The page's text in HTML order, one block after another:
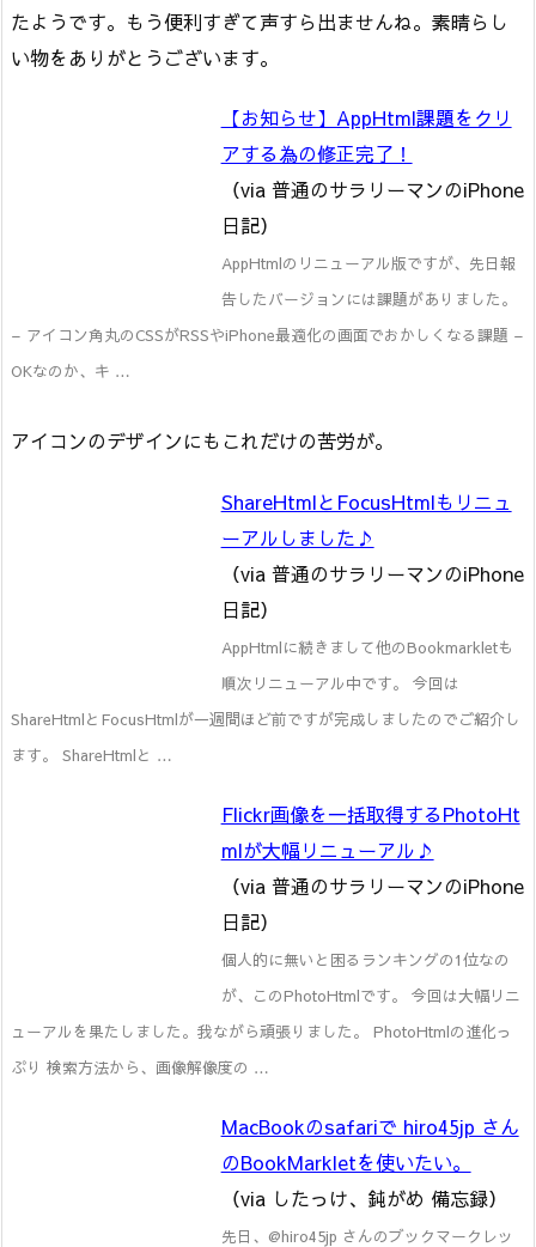
たようです。もう便利すぎて声すら出ませんね。素晴らし
い物をありがとうございます。
【お知らせ】AppHtml課題をクリ
アする為の修正完了！
（via 普通のサラリーマンのiPhone
日記）
AppHtmlのリニューアル版ですが、先日報
告したバージョンには課題がありました。
– アイコン角丸のCSSがRSSやiPhone最適化の画面でおかしくなる課題 –
OKなのか、キ …
アイコンのデザインにもこれだけの苦労が。
ShareHtmlとFocusHtmlもリニュ
ーアルしました♪
（via 普通のサラリーマンのiPhone
日記）
AppHtmlに続きまして他のBookmarkletも
順次リニューアル中です。 今回は
ShareHtmlとFocusHtmlが一週間ほど前ですが完成しましたのでご紹介し
ます。 ShareHtmlと …
Flickr画像を一括取得するPhotoHt
mlが大幅リニューアル♪
（via 普通のサラリーマンのiPhone
日記）
個人的に無いと困るランキングの1位なの
が、このPhotoHtmlです。 今回は大幅リニ
ューアルを果たしました。我ながら頑張りました。 PhotoHtmlの進化っ
ぷり 検索方法から、画像解像度の …
MacBookのsafariで hiro45jp さん
のBookMarkletを使いたい。
（via したっけ、鈍がめ 備忘録）
先日、@hiro45jp さんのブックマークレッ